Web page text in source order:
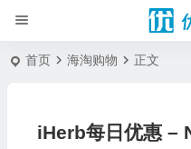
首页 海淘购物 正文
iHerb每日优惠 –